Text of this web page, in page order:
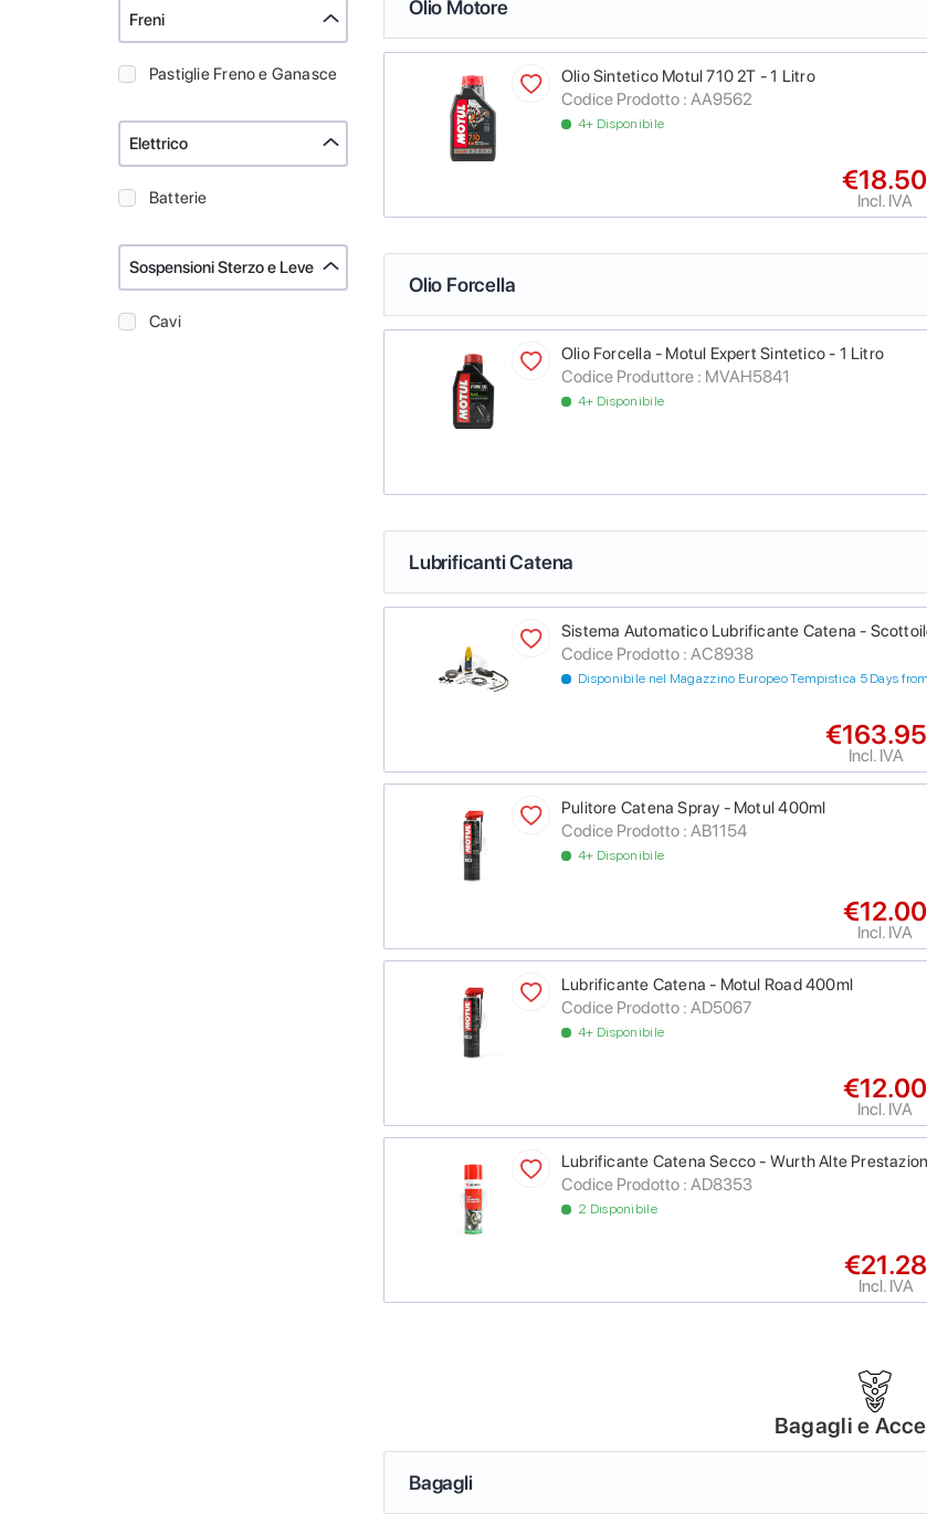
Freni
Pastiglie Freno e Ganasce
Elettrico
Batterie
Sospensioni Sterzo e Leve
Cavi
Olio Motore
Olio Sintetico Motul 710 2T - 1 Litro
Codice Prodotto : AA9562
4+ Disponibile
€18.50
Incl. IVA
Olio Forcella
Olio Forcella - Motul Expert Sintetico - 1 Litro
Codice Produttore : MVAH5841
4+ Disponibile
Lubrificanti Catena
Sistema Automatico Lubrificante Catena -
Codice Prodotto : AC8938
Disponibile nel Magazzino Europeo Tempistica 5 Days
€163.95
Incl. IVA
Pulitore Catena Spray - Motul 400ml
Codice Prodotto : AB1154
4+ Disponibile
€12.00
Incl. IVA
Lubrificante Catena - Motul Road 400ml
Codice Prodotto : AD5067
4+ Disponibile
€12.00
Incl. IVA
Lubrificante Catena Secco - Wurth Alte
Codice Prodotto : AD8353
2 Disponibile
€21.28
Incl. IVA
Bagagli e
Bagagli